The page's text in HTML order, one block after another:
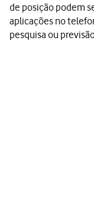
de posição podem
aplicações no
pesquisa ou